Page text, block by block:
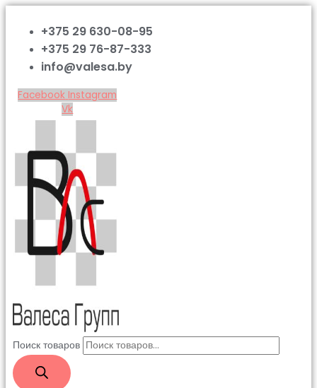
+375 29 630-08-95
+375 29 76-87-333
info@valesa.by
Facebook Instagram
Vk
Поиск товаров